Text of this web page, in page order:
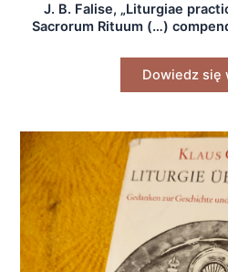
J. B. Falise, „Liturgiae
Sacrorum Rituum (…)
Dowiedz się